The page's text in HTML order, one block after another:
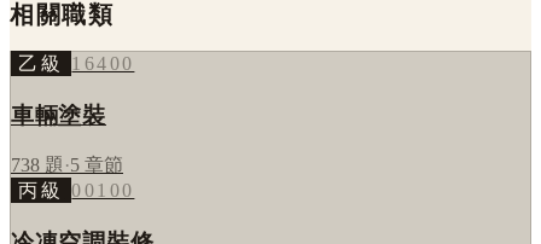
相關職類
乙級 16400
車輛塗裝
738 題 ·5 章節
丙級
00100